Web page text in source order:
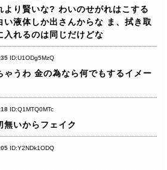
より賢いな? わいのせがれはこする
い液体しか出さんからな ま、拭き取
入れるのは同じだけどな
ID:U1ODg5MzQ
ゃうわ 金の為なら何でもするイメー
ID:Q1MTQ0MTc
無いからフェイク
ID:Y2NDk1ODQ